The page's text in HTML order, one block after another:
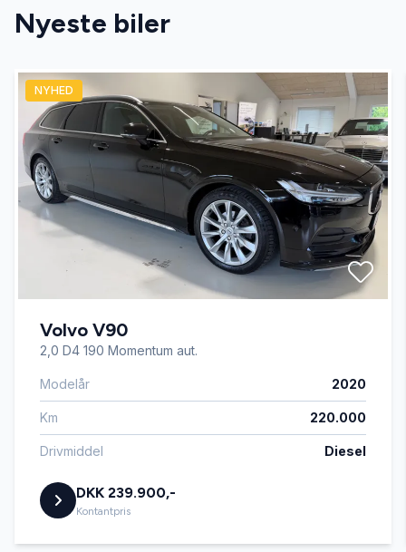
Automatisk lys
automatisk nedblændeligt bakspejl
automatisk nødbremse
Automatisk start/stop
bakkamera
DAB+ radio
dellæder
digitalt cockpit
dæktryksmåler
Nyeste biler
NYHED
Volvo V90
2,0 D4 190 Momentum aut.
Modelår 2020
Km 220.000
Drivmiddel Diesel
DKK 239.900,-
Kontantpris